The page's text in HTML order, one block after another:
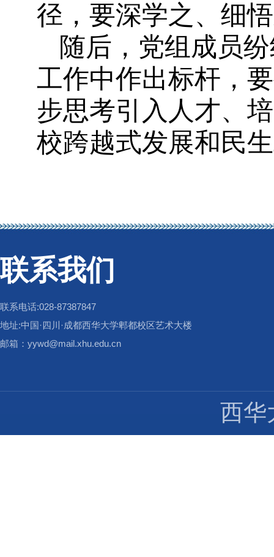
径，要深学之、细
随后，党组成员
工作中作出标杆，
步思考引入人才、
校跨越式发展和民
联系我们
联系电话:028-87387847
地址:中国·四川·成都西华大学郫都校区艺术大楼
邮箱：yywd@mail.xhu.edu.cn
西华